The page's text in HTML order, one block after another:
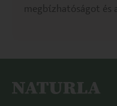
megbízhatóságot és